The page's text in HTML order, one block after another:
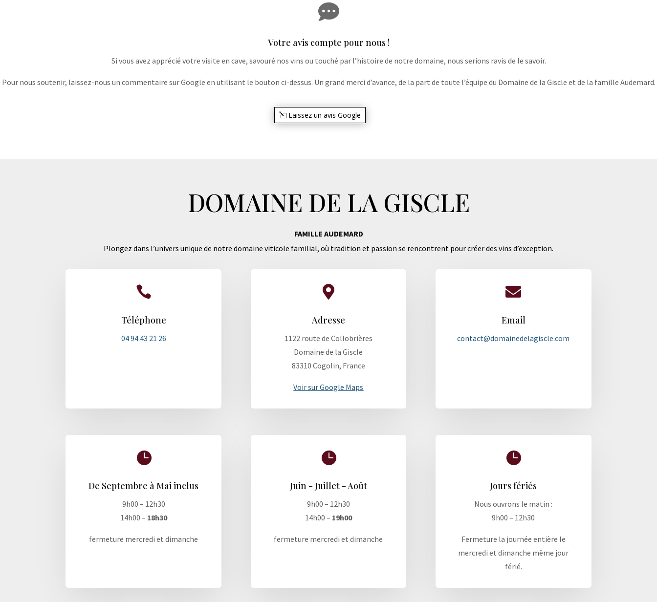

Votre avis compte pour nous !
Si vous avez apprécié votre visite en cave, savouré nos vins ou touché par l’histoire de notre domaine, nous serions ravis de le savoir.
Pour nous soutenir, laissez-nous un commentaire sur Google en utilisant le bouton ci-dessus. Un grand merci d’avance, de la part de toute l’équipe du Domaine de la Giscle et de la famille Audemard.
Laissez un avis Google
DOMAINE DE LA GISCLE
FAMILLE AUDEMARD
Plongez dans l’univers unique de notre domaine viticole familial, où tradition et passion se rencontrent pour créer des vins d’exception.

Téléphone
04 94 43 21 26

Adresse
1122 route de Collobrières
Domaine de la Giscle
83310 Cogolin, France
Voir sur Google Maps

Email
contact@domainedelagiscle.com

De Septembre à Mai inclus
9h00 – 12h30
14h00 – 18h30
fermeture mercredi et dimanche

Juin - Juillet - Août
9h00 – 12h30
14h00 – 19h00
fermeture mercredi et dimanche

Jours fériés
Nous ouvrons le matin :
9h00 – 12h30
Fermeture la journée entière le
mercredi et dimanche même jour
férié.